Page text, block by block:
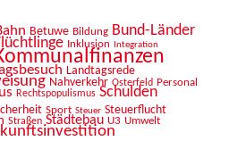
Betuwe Bildung Bund-Länder
Inklusion Integration
Landtagsrede
Nahverkehr Osterfeld Personal
Rechtspopulismus Schulden
Sport Steuer Steuerflucht
Straßen Städtebau U3 Umwelt